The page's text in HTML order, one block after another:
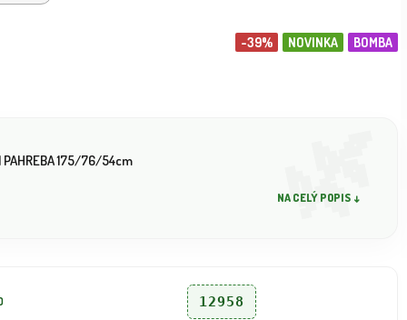
BOMBA
NOVINKA
-39%
PAHREBA 175/76/54cm
NA CELÝ POPIS ↓
12958